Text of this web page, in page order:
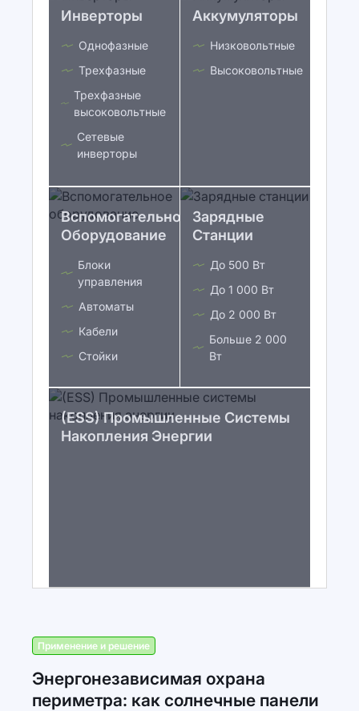
Инверторы
Однофазные
Трехфазные
Трехфазные
высоковольтные
Сетевые
инверторы
Аккумуляторы
Низковольтные
Высоковольтные
Вспомогательное
Оборудование
Блоки
управления
Автоматы
Кабели
Стойки
Зарядные
Станции
До 500 Вт
До 1 000 Вт
До 2 000 Вт
Больше 2 000
Вт
(ESS) Промышленные Системы
Накопления Энергии
Применение и решение
Энергонезависимая охрана
периметра: как солнечные панели